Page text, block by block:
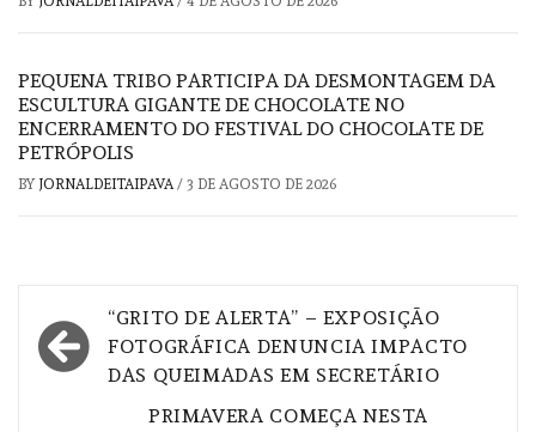
PEQUENA TRIBO PARTICIPA DA DESMONTAGEM DA
ESCULTURA GIGANTE DE CHOCOLATE NO
ENCERRAMENTO DO FESTIVAL DO CHOCOLATE DE
PETRÓPOLIS
BY JORNALDEITAIPAVA/ 3 DE AGOSTO DE 2026
Navegação
de
“GRITO DE ALERTA” – EXPOSIÇÃO
FOTOGRÁFICA DENUNCIA IMPACTO
DAS QUEIMADAS EM SECRETÁRIO
PRIMAVERA COMEÇA NESTA